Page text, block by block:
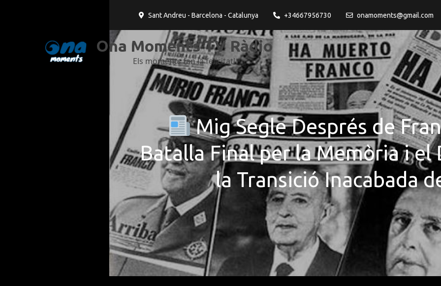
Sant Andreu - Barcelona - Catalunya +34667956730 onamoments@gmail.com
Ona Moments TV Ràdio
Els moments fan la felicitat!
Mig Segle Després de
Batalla Final per la Memòria i el
la Transició Inacabada